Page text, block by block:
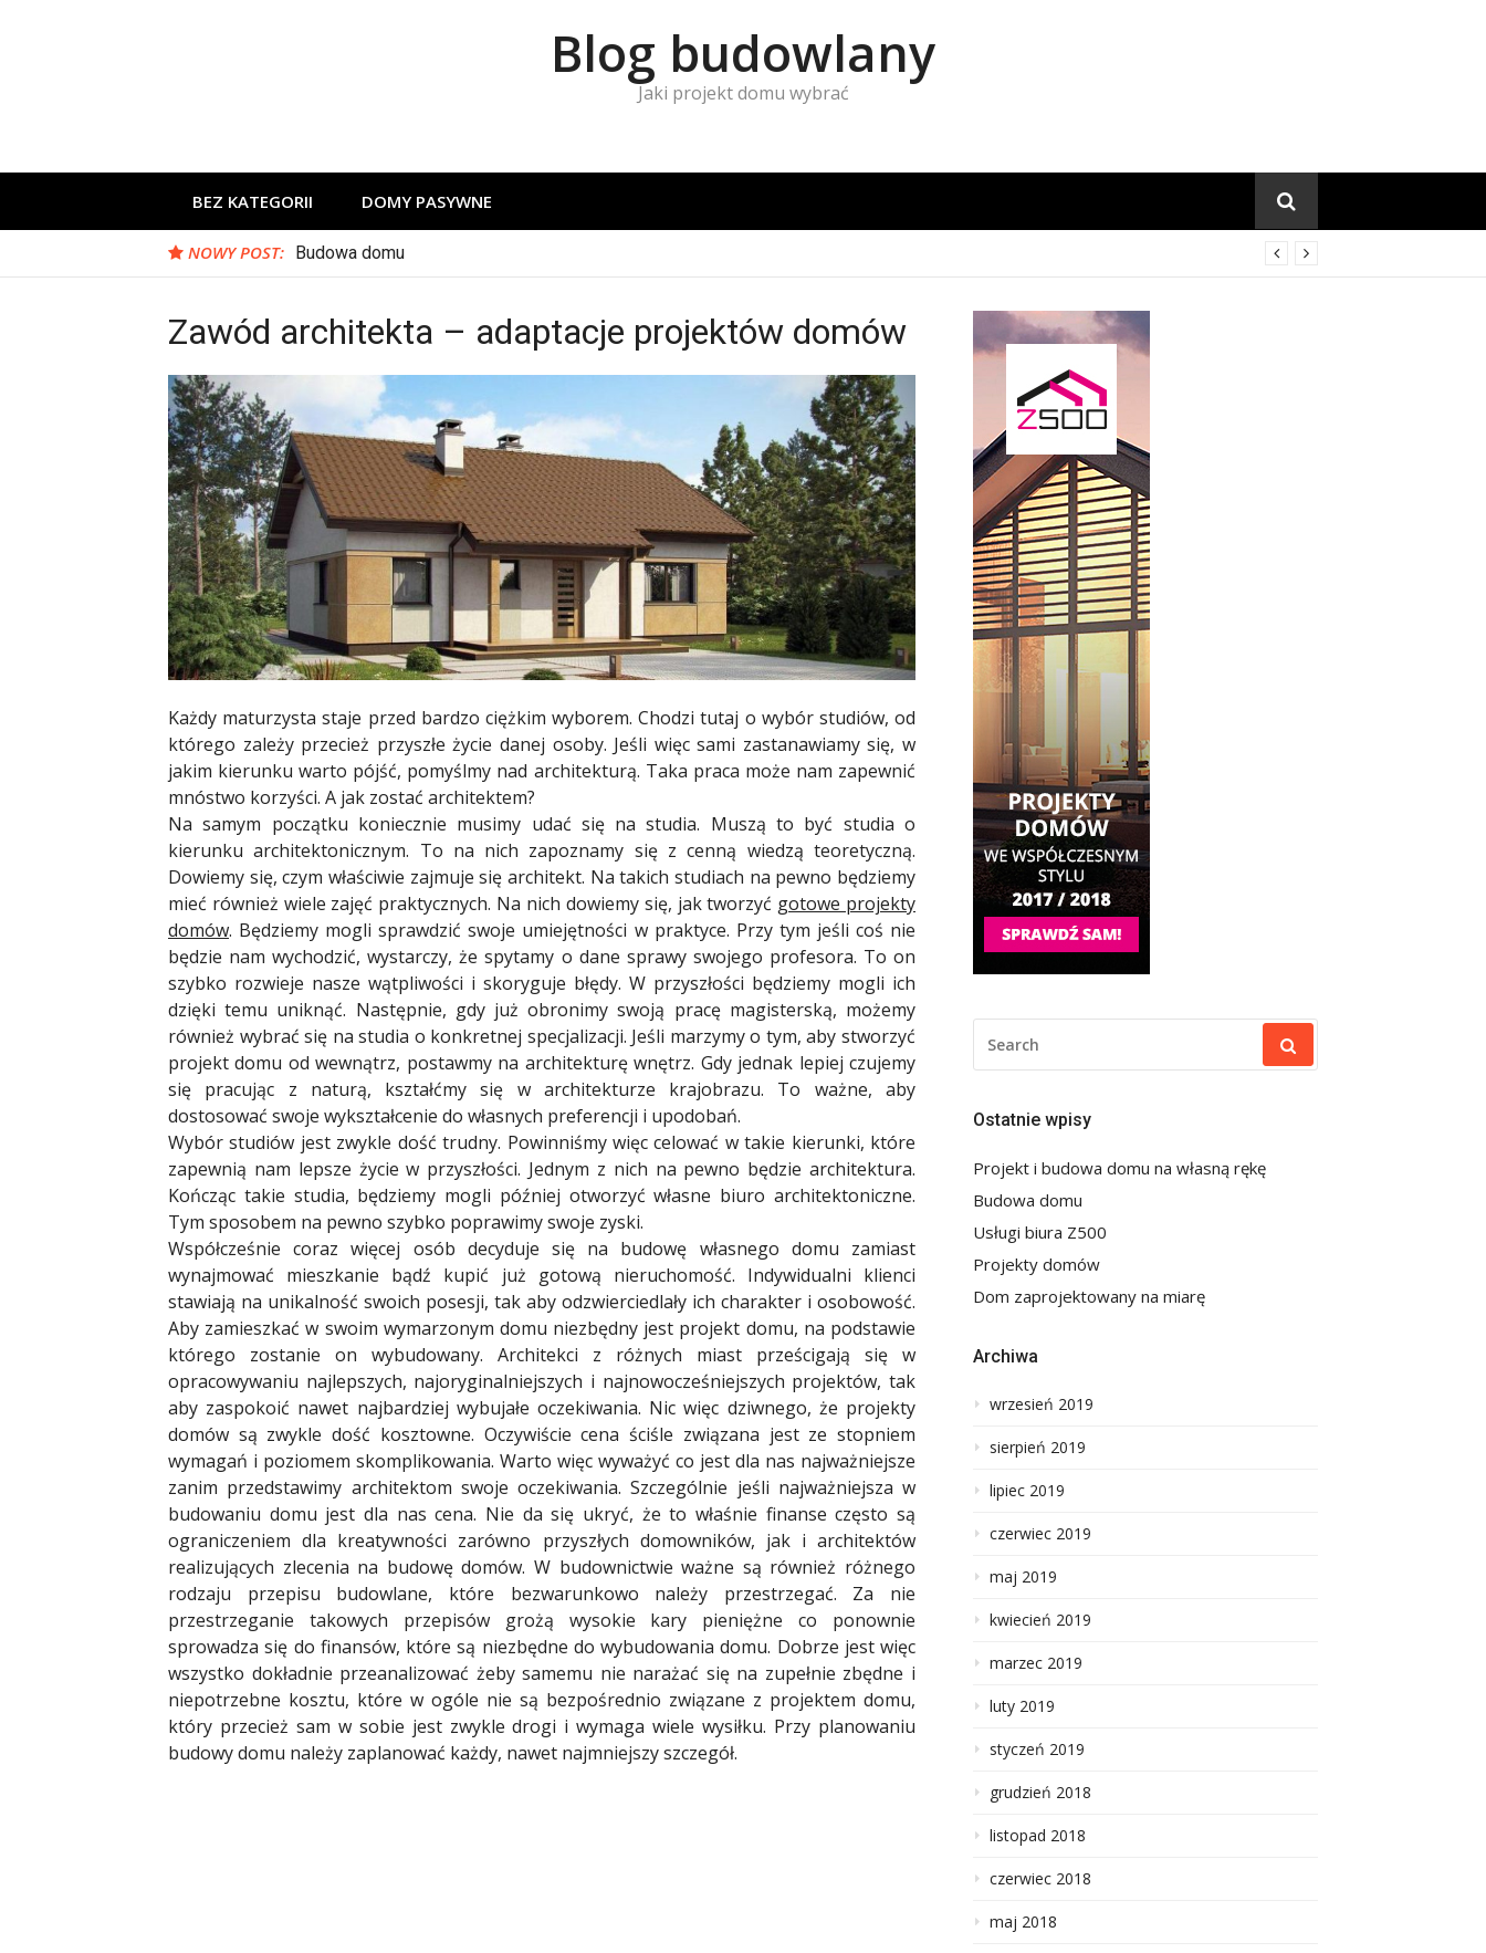
Blog budowlany
Jaki projekt domu wybrać
BEZ KATEGORII DOMY PASYWNE
NOWY POST: Budowa domu
Zawód architekta – adaptacje projektów domów
Każdy maturzysta staje przed bardzo ciężkim wyborem. Chodzi tutaj o wybór studiów, od
którego zależy przecież przyszłe życie danej osoby. Jeśli więc sami zastanawiamy się, w
jakim kierunku warto pójść, pomyślmy nad architekturą. Taka praca może nam zapewnić
mnóstwo korzyści. A jak zostać architektem?
Na samym początku koniecznie musimy udać się na studia. Muszą to być studia o
kierunku architektonicznym. To na nich zapoznamy się z cenną wiedzą teoretyczną.
Dowiemy się, czym właściwie zajmuje się architekt. Na takich studiach na pewno będziemy
mieć również wiele zajęć praktycznych. Na nich dowiemy się, jak tworzyć gotowe projekty
domów. Będziemy mogli sprawdzić swoje umiejętności w praktyce. Przy tym jeśli coś nie
będzie nam wychodzić, wystarczy, że spytamy o dane sprawy swojego profesora. To on
szybko rozwieje nasze wątpliwości i skoryguje błędy. W przyszłości będziemy mogli ich
dzięki temu uniknąć. Następnie, gdy już obronimy swoją pracę magisterską, możemy
również wybrać się na studia o konkretnej specjalizacji. Jeśli marzymy o tym, aby stworzyć
projekt domu od wewnątrz, postawmy na architekturę wnętrz. Gdy jednak lepiej czujemy
się pracując z naturą, kształćmy się w architekturze krajobrazu. To ważne, aby
dostosować swoje wykształcenie do własnych preferencji i upodobań.
Wybór studiów jest zwykle dość trudny. Powinniśmy więc celować w takie kierunki, które
zapewnią nam lepsze życie w przyszłości. Jednym z nich na pewno będzie architektura.
Kończąc takie studia, będziemy mogli później otworzyć własne biuro architektoniczne.
Tym sposobem na pewno szybko poprawimy swoje zyski.
Współcześnie coraz więcej osób decyduje się na budowę własnego domu zamiast
wynajmować mieszkanie bądź kupić już gotową nieruchomość. Indywidualni klienci
stawiają na unikalność swoich posesji, tak aby odzwierciedlały ich charakter i osobowość.
Aby zamieszkać w swoim wymarzonym domu niezbędny jest projekt domu, na podstawie
którego zostanie on wybudowany. Architekci z różnych miast prześcigają się w
opracowywaniu najlepszych, najoryginalniejszych i najnowocześniejszych projektów, tak
aby zaspokoić nawet najbardziej wybujałe oczekiwania. Nic więc dziwnego, że projekty
domów są zwykle dość kosztowne. Oczywiście cena ściśle związana jest ze stopniem
wymagań i poziomem skomplikowania. Warto więc wyważyć co jest dla nas najważniejsze
zanim przedstawimy architektom swoje oczekiwania. Szczególnie jeśli najważniejsza w
budowaniu domu jest dla nas cena. Nie da się ukryć, że to właśnie finanse często są
ograniczeniem dla kreatywności zarówno przyszłych domowników, jak i architektów
realizujących zlecenia na budowę domów. W budownictwie ważne są również różnego
rodzaju przepisu budowlane, które bezwarunkowo należy przestrzegać. Za nie
przestrzeganie takowych przepisów grożą wysokie kary pieniężne co ponownie
sprowadza się do finansów, które są niezbędne do wybudowania domu. Dobrze jest więc
wszystko dokładnie przeanalizować żeby samemu nie narażać się na zupełnie zbędne i
niepotrzebne kosztu, które w ogóle nie są bezpośrednio związane z projektem domu,
który przecież sam w sobie jest zwykle drogi i wymaga wiele wysiłku. Przy planowaniu
budowy domu należy zaplanować każdy, nawet najmniejszy szczegół.
FOR:
Ostatnie wpisy
Projekt i budowa domu na własną rękę
Budowa domu
Usługi biura Z500
Projekty domów
Dom zaprojektowany na miarę
Archiwa
wrzesień 2019
sierpień 2019
lipiec 2019
czerwiec 2019
maj 2019
kwiecień 2019
marzec 2019
luty 2019
styczeń 2019
grudzień 2018
listopad 2018
czerwiec 2018
maj 2018